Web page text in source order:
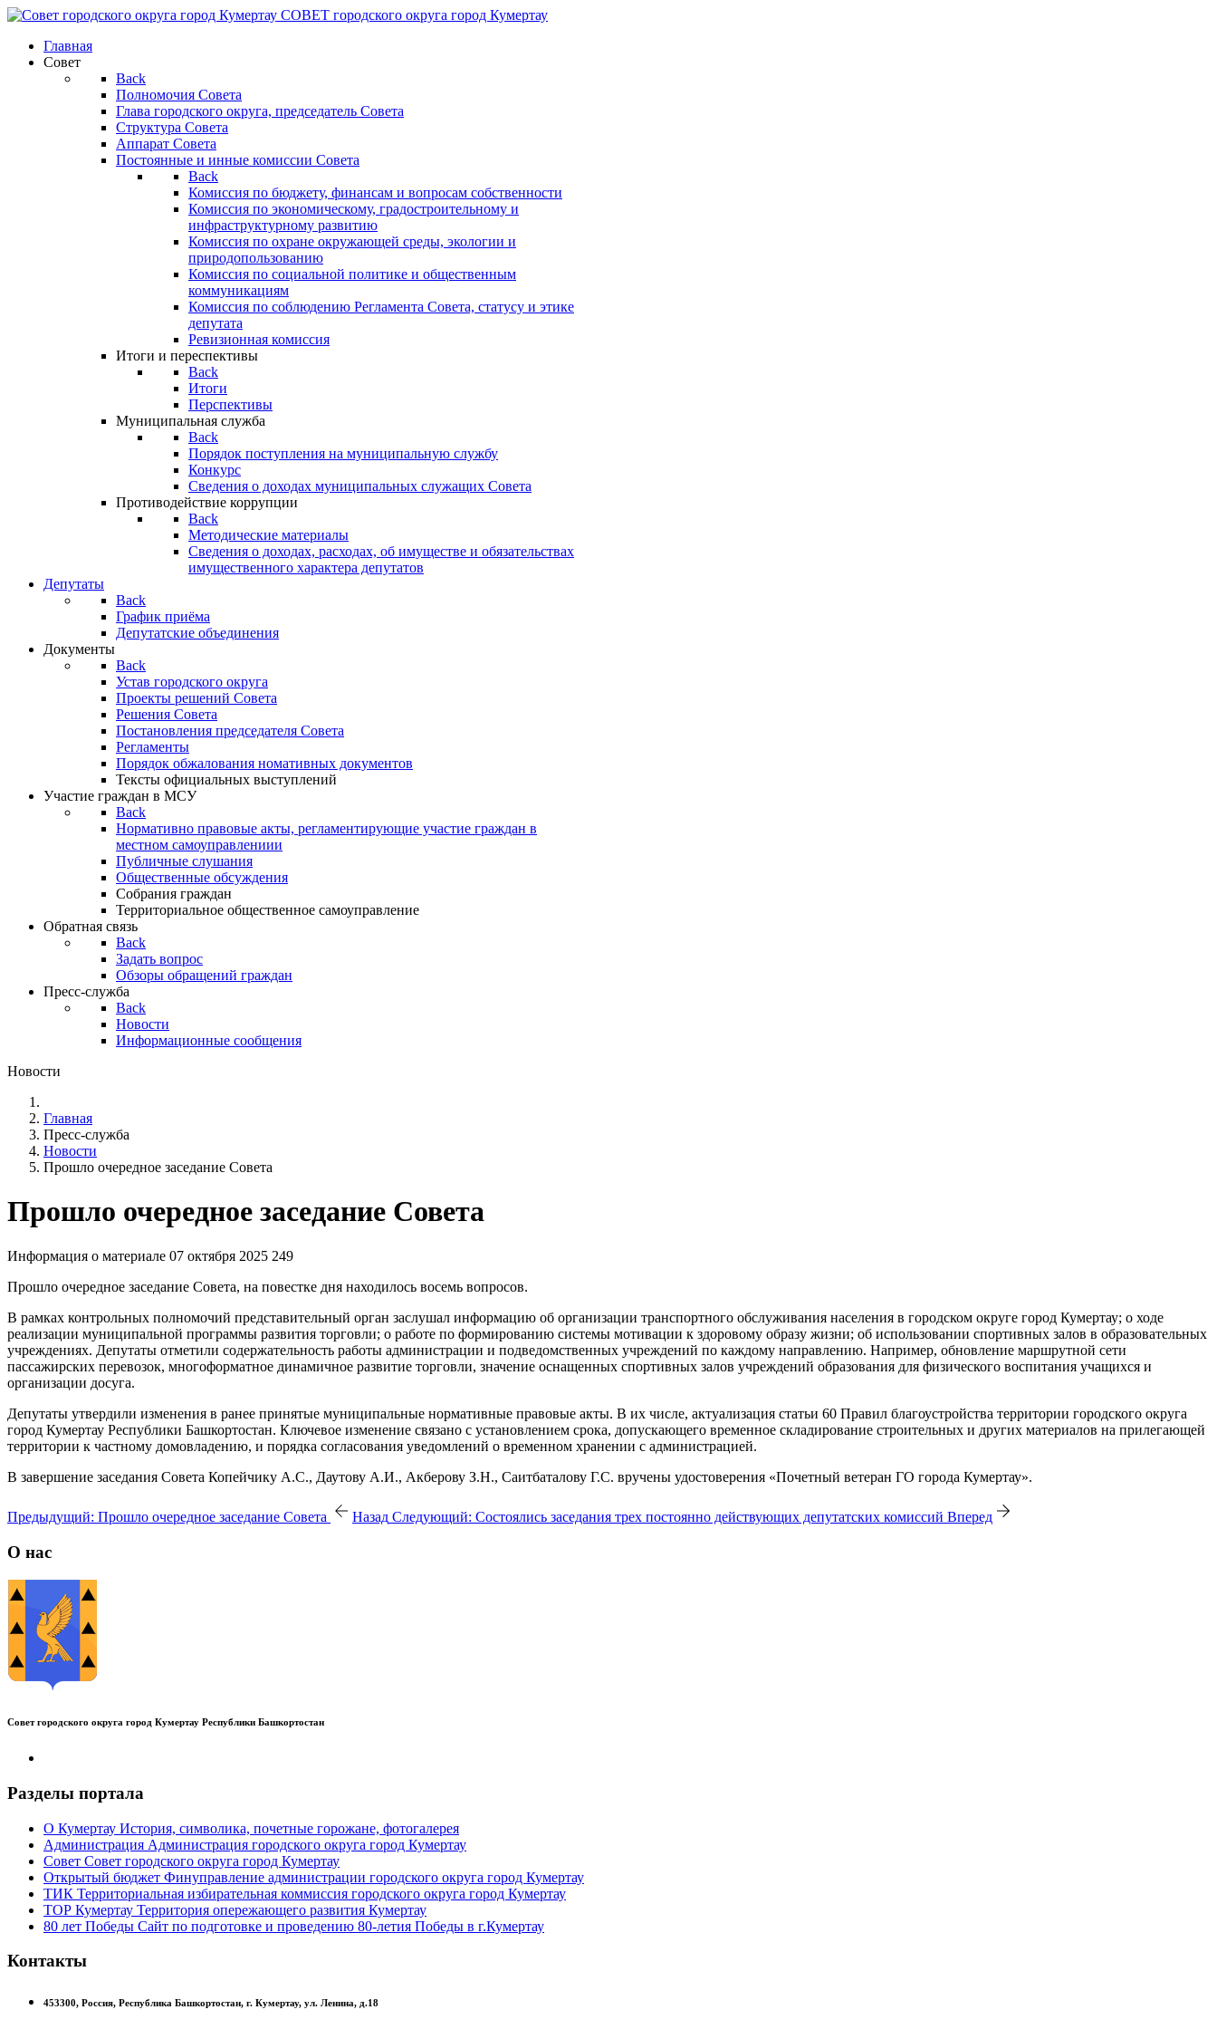
СОВЕТ городского округа город Кумертау
Главная
Совет
Back
Полномочия Совета
Глава городского округа, председатель Совета
Структура Совета
Аппарат Совета
Постоянные и инные комиссии Совета
Back
Комиссия по бюджету, финансам и вопросам собственности
Комиссия по экономическому, градостроительному и
инфраструктурному развитию
Комиссия по охране окружающей среды, экологии и
природопользованию
Комиссия по социальной политике и общественным
коммуникациям
Комиссия по соблюдению Регламента Совета, статусу и этике
депутата
Ревизионная комиссия
Итоги и переспективы
Back
Итоги
Перспективы
Муниципальная служба
Back
Порядок поступления на муниципальную службу
Конкурс
Сведения о доходах муниципальных служащих Совета
Противодействие коррупции
Back
Методические материалы
Сведения о доходах, расходах, об имуществе и обязательствах
имущественного характера депутатов
Депутаты
Back
График приёма
Депутатские объединения
Документы
Back
Устав городского округа
Проекты решений Совета
Решения Совета
Постановления председателя Совета
Регламенты
Порядок обжалования номативных документов
Тексты официальных выступлений
Участие граждан в МСУ
Back
Нормативно правовые акты, регламентирующие участие граждан в
местном самоуправлениии
Публичные слушания
Общественные обсуждения
Собрания граждан
Территориальное общественное самоуправление
Обратная связь
Back
Задать вопрос
Обзоры обращений граждан
Пресс-служба
Back
Новости
Информационные сообщения
Новости
Главная
Пресс-служба
Новости
Прошло очередное заседание Совета
Прошло очередное заседание Совета
Информация о материале 07 октября 2025 249
Прошло очередное заседание Совета, на повестке дня находилось восемь вопросов.
В рамках контрольных полномочий представительный орган заслушал информацию об организации транспортного обслуживания населения в городском округе город Кумертау; о ходе
реализации муниципальной программы развития торговли; о работе по формированию системы мотивации к здоровому образу жизни; об использовании спортивных залов в образовательных
учреждениях. Депутаты отметили содержательность работы администрации и подведомственных учреждений по каждому направлению. Например, обновление маршрутной сети
пассажирских перевозок, многоформатное динамичное развитие торговли, значение оснащенных спортивных залов учреждений образования для физического воспитания учащихся и
организации досуга.
Депутаты утвердили изменения в ранее принятые муниципальные нормативные правовые акты. В их числе, актуализация статьи 60 Правил благоустройства территории городского округа
город Кумертау Республики Башкортостан. Ключевое изменение связано с установлением срока, допускающего временное складирование строительных и других материалов на прилегающей
территории к частному домовладению, и порядка согласования уведомлений о временном хранении с администрацией.
В завершение заседания Совета Копейчику А.С., Даутову А.И., Акберову З.Н., Саитбаталову Г.С. вручены удостоверения «Почетный ветеран ГО города Кумертау».
Предыдущий: Прошло очередное заседание Совета Назад Следующий: Состоялись заседания трех постоянно действующих депутатских комиссий Вперед
О нас
Совет городского округа город Кумертау Республики Башкортостан
Разделы портала
О Кумертау История, символика, почетные горожане, фотогалерея
Администрация Администрация городского округа город Кумертау
Совет Совет городского округа город Кумертау
Открытый бюджет Финуправление администрации городского округа город Кумертау
ТИК Территориальная избирательная коммиссия городского округа город Кумертау
ТОР Кумертау Территория опережающего развития Кумертау
80 лет Победы Сайт по подготовке и проведению 80-летия Победы в г.Кумертау
Контакты
453300, Россия, Республика Башкортостан, г. Кумертау, ул. Ленина, д.18